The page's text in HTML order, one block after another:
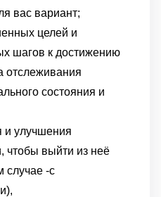
вас вариант;
целей и
шагов к достижению
отслеживания
состояния и
и улучшения
чтобы выйти из неё
случае -с